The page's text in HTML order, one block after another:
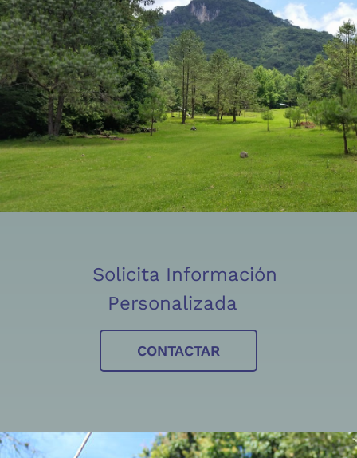
Solicita Información
Personalizada
CONTACTAR